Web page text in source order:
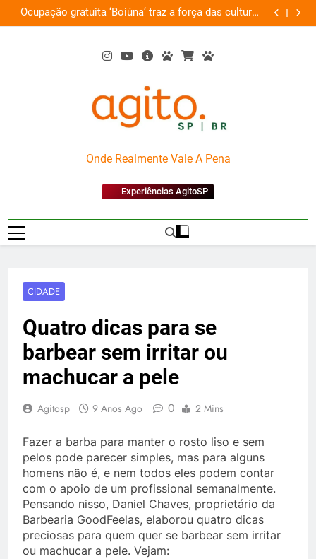
to
‘Boiúna’ traz a força das culturas
amazônicas e arte
Por que Santo
AgitoSP
Onde Realmente Vale A Pena
Experiências AgitoSP
CIDADE
Quatro dicas para se
barbear sem irritar ou
machucar a pele
Agitosp 9 Anos Ago 0 2 Mins
Fazer a barba para manter o rosto liso e sem
pelos pode parecer simples, mas para alguns
homens não é, e nem todos eles podem contar
com o apoio de um profissional semanalmente.
Pensando nisso, Daniel Chaves, proprietário da
Barbearia GoodFeelas, elaborou quatro dicas
preciosas para quem quer se barbear sem irritar
ou machucar a pele. Vejam: